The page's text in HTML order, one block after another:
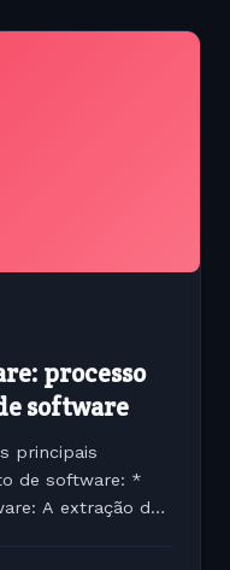
processo
software
principais
de software: *
A extração dos